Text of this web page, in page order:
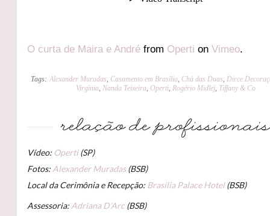
O curta de Maira e André from Operti onVimeo.
Tags: Alexander Muradas, Casamento em Brasília, Chá das Duas, Dirce
Virginia, Nanda Teixeira, Operti, Rogério Midlej, Tiffany & Co
Vídeo: Operti(SP)
Fotos: Alexander Muradas(BSB)
Local da Cerimônia e Recepção: Brasília Palace Hotel(BSB)
Assessoria: Adriana D’Arc(BSB)